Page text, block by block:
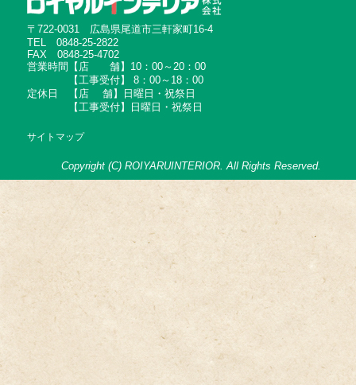
〒722-0031 広島県尾道市三軒家町16-4
TEL 0848-25-2822
FAX 0848-25-4702
営業時間【店 舗】10：00～20：00
【工事受付】 8：00～18：00
定休日 【店 舗】日曜日・祝祭日
【工事受付】日曜日・祝祭日
サイトマップ
Copyright (C) ROIYARUINTERIOR. All Rights Reserved.